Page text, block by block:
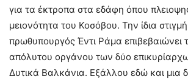
για τα έκτροπα στα εδάφη όπου
μειονότητα του Κοσόβου. Την ίδια
πρωθυπουργός Έντι Ράμα επιβεβαιώνει
απόλυτου οργάνου των δύο
Δυτικά Βαλκάνια. Εξάλλου εδώ και μια